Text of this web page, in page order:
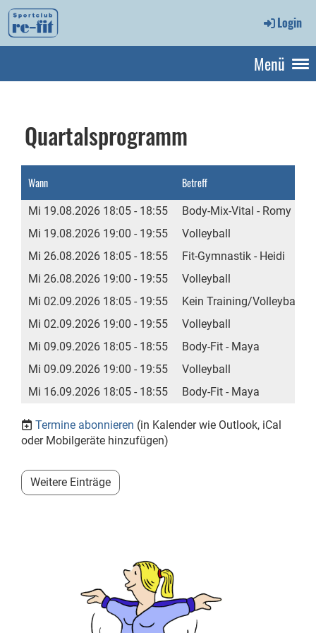
Login
Menü
Quartalsprogramm
Wann Betreff
Mi 19.08.2026 18:05 - 18:55
Body-Mix-Vital - Romy
Mi 19.08.2026 19:00 - 19:55
Volleyball
Mi 26.08.2026 18:05 - 18:55
Fit-Gymnastik - Heidi
Mi 26.08.2026 19:00 - 19:55
Volleyball
Mi 02.09.2026 18:05 - 19:55
Kein Training/Volleyball
Mi 02.09.2026 19:00 - 19:55
Volleyball
Mi 09.09.2026 18:05 - 18:55
Body-Fit - Maya
Mi 09.09.2026 19:00 - 19:55
Volleyball
Mi 16.09.2026 18:05 - 18:55
Body-Fit - Maya
Termine abonnieren (in Kalender wie Outlook, iCal
oder Mobilgeräte hinzufügen)
Weitere Einträge